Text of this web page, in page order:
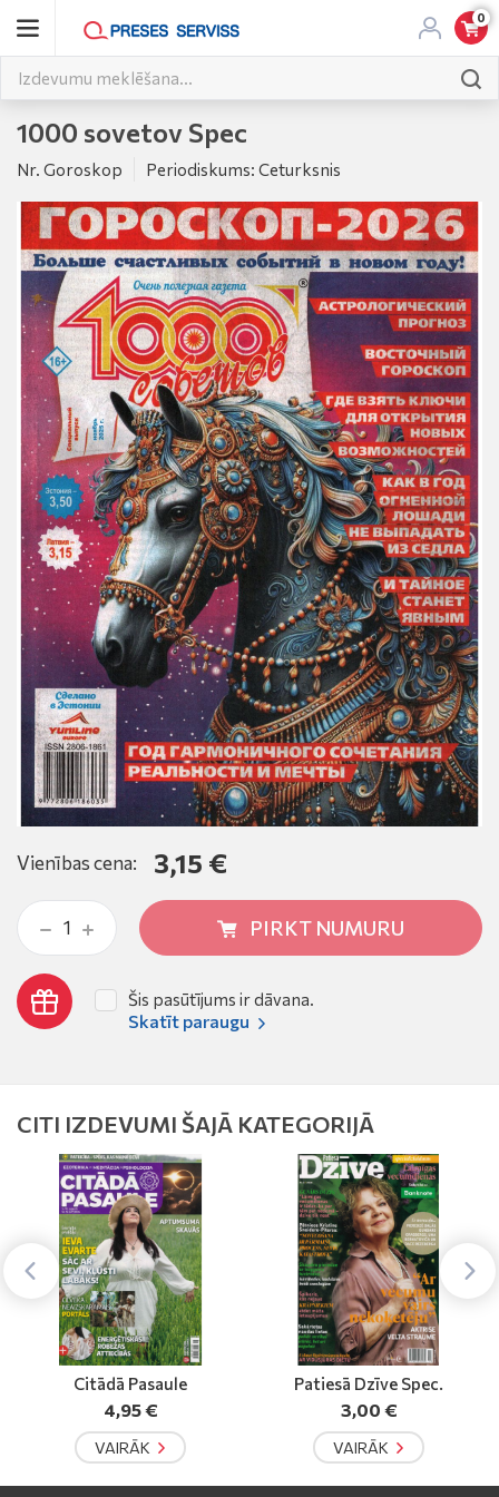
0
1000 sovetov Spec
Nr. Goroskop Periodiskums: Ceturksnis
Vienības cena: 3,15 €
PIRKT NUMURU
Šis pasūtījums ir dāvana.
Skatīt paraugu
CITI IZDEVUMI ŠAJĀ KATEGORIJĀ
Citādā Pasaule
4,95 €
VAIRĀK
Patiesā Dzīve Spec.
3,00 €
VAIRĀK